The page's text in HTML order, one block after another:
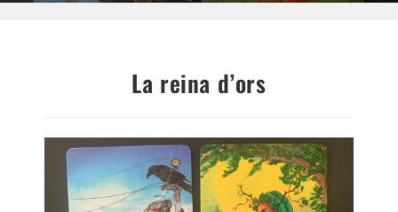
La reina d’ors